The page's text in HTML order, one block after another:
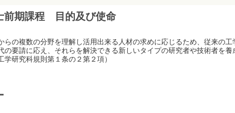
前期課程 目的及び使命
らの複数の分野を理解し活用出来る人材の求めに応じるため、従来の
の要請に応え、それらを解決できる新しいタイプの研究者や技術者を養
学研究科規則第１条の２第２項）